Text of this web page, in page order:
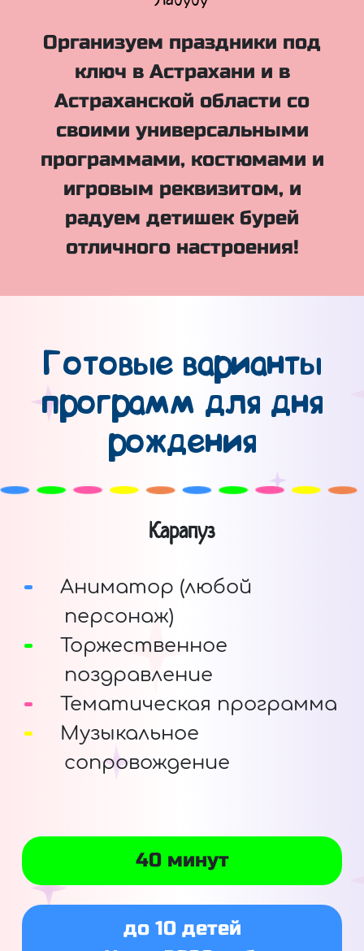
Организуем праздники под
ключ в Астрахани и в
Астраханской области со
своими универсальными
программами, костюмами и
игровым реквизитом, и
радуем детишек бурей
отличного настроения!
Готовые варианты
программ для дня
рождения
Карапуз
Аниматор (любой
персонаж)
Торжественное
поздравление
Тематическая программа
Музыкальное
сопровождение
40 минут
до 10 детей